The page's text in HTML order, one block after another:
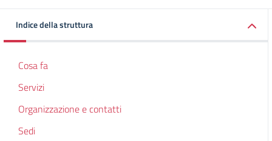
Indice della struttura
Cosa fa
Servizi
Organizzazione e contatti
Sedi